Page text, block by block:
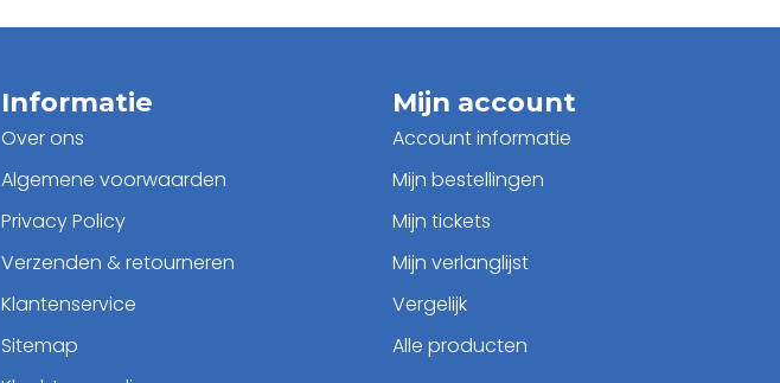
Informatie
Over ons
Algemene voorwaarden
Privacy Policy
Verzenden & retourneren
Klantenservice
Sitemap
Mijn account
Account informatie
Mijn bestellingen
Mijn tickets
Mijn verlanglijst
Vergelijk
Alle producten